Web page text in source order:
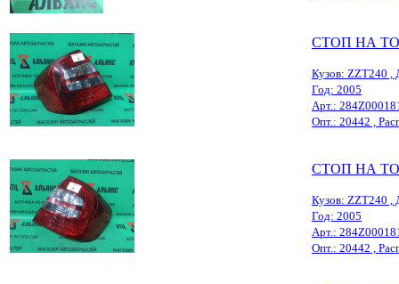
СТОП НА
Кузов: ZZT240 ,
Год: 2005
Арт.:
Опт.: 20442 ,
СТОП НА
Кузов: ZZT240 ,
Год: 2005
Арт.:
Опт.: 20442 ,